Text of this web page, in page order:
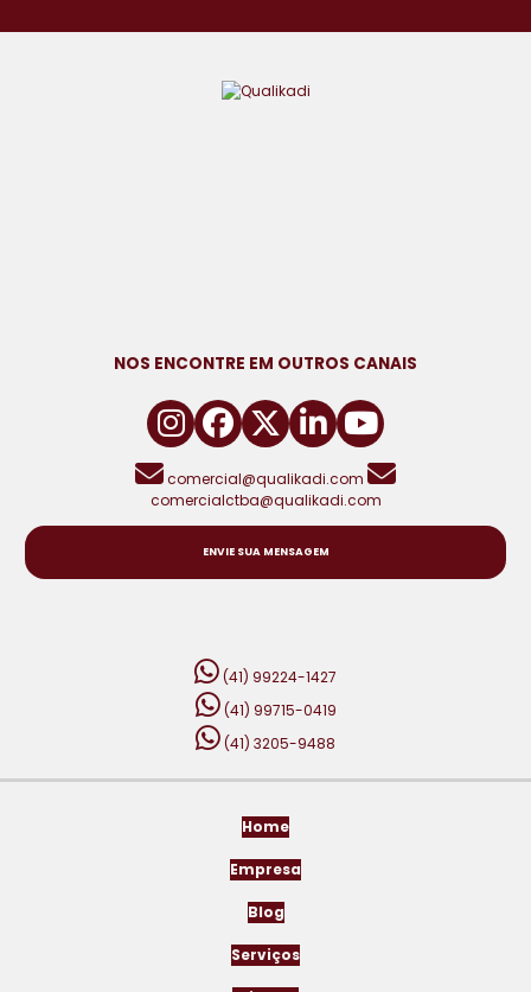
NOS ENCONTRE EM OUTROS CANAIS
comercial@qualikadi.com
comercialctba@qualikadi.com
ENVIE SUA MENSAGEM
(41) 99224-1427
(41) 99715-0419
(41) 3205-9488
Home
Empresa
Blog
Serviços